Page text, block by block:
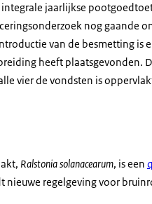
jaarlijkse
nog gaande
van de besmetting is
heeft plaatsgevonden.
vier de vondsten is
op knollen
Ralstonia solanacearum, is een
nieuwe regelgeving voor